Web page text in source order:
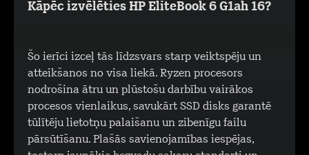
Kāpēc izvēlēties HP EliteBook 6 G1ah 16?
Šo ierīci izceļ tās līdzsvars starp veiktspēju un
atteikšanos no visa liekā. Ryzen procesors
nodrošina ātru un plūstošu darbību vairākos
procesos vienlaikus, savukārt SSD disks garantē
tūlītēju lietotņu palaišanu un zibenīgu failu
pārsūtīšanu. Plašās savienojamības iespējas,